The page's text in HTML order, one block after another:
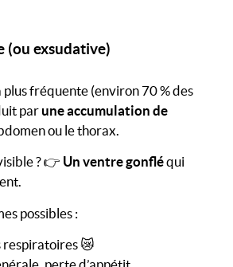
(ou exsudative)
plus fréquente (environ 70 % des
par une accumulation de
ou le thorax.
? 👉 Un ventre gonfléqui
possibles :
😿